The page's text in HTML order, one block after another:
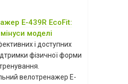
E-439R EcoFit:
моделі
і доступних
фізичної форми
велотренажер E-